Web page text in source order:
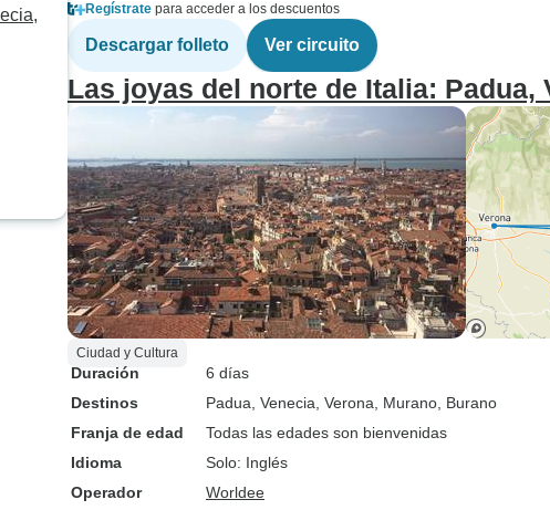
Regístrate para acceder a los descuentos
Descargar folleto Ver circuito
Las joyas del norte de Italia: Padua,
Ciudad y Cultura
Duración
6 días
Destinos
Padua , Venecia , Verona , Murano , Burano
Franja de edad
Todas las edades son bienvenidas
Idioma
Solo: Inglés
Operador
Worldee